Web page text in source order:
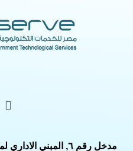
مدخل رقم ٦, المبني